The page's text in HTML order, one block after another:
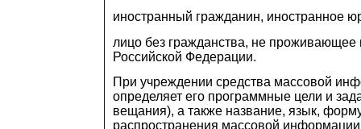
иностранный гражданин, иностранное
лицо без гражданства, не проживающее
Российской Федерации.
При учреждении средства массовой
определяет его программные цели и
вещания), а также название, язык,
распространения массовой